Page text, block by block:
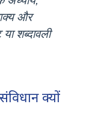
और
शब्दावली
क्यों